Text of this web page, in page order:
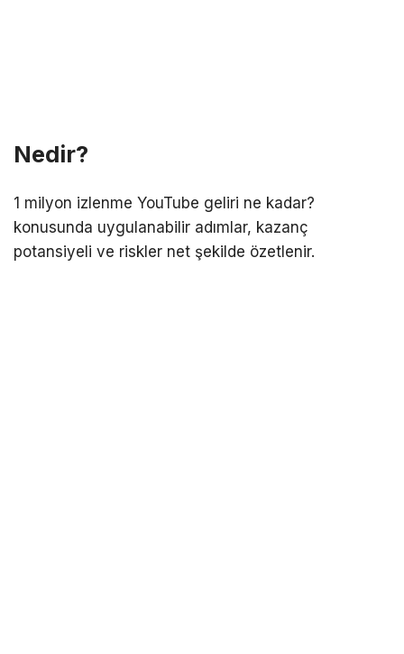
Nedir?
1 milyon izlenme YouTube geliri ne kadar?
konusunda uygulanabilir adımlar, kazanç
potansiyeli ve riskler net şekilde özetlenir.